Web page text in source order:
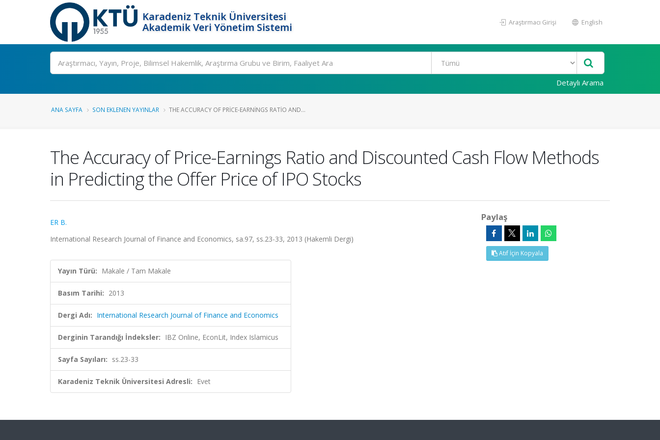
Karadeniz Teknik Üniversitesi
Akademik Veri Yönetim Sistemi
Araştırmacı Girişi English
Ara
Detaylı Arama
ANA SAYFA SON EKLENEN YAYINLAR THE ACCURACY OF PRICE-EARNINGS RATIO AND...
The Accuracy of Price-Earnings Ratio and Discounted Cash Flow Methods
in Predicting the Offer Price of IPO Stocks
ER B.
International Research Journal of Finance and Economics, sa.97, ss.23-33, 2013 (Hakemli Dergi)
Yayın Türü: Makale / Tam Makale
Basım Tarihi: 2013
Dergi Adı: International Research Journal of Finance and Economics
Derginin Tarandığı İndeksler: IBZ Online, EconLit, Index Islamicus
Sayfa Sayıları: ss.23-33
Karadeniz Teknik Üniversitesi Adresli: Evet
Paylaş
Atıf İçin Kopyala